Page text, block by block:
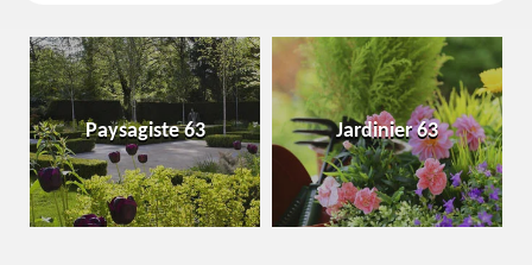
Paysagiste 63 Jardinier 63